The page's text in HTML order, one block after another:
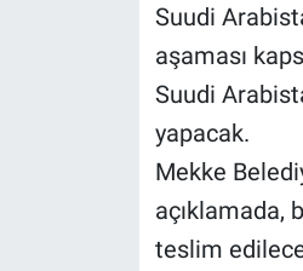
Suudi
aşaması
Suudi
yapacak.
Mekke
açıklamada,
teslim